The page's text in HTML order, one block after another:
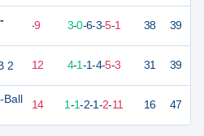
2
Ball
-9 3-0-6-3-5-1 38 39
12 4-1-1-4-5-3 31 39
4 14 1-1-2-1-2-11 16 47